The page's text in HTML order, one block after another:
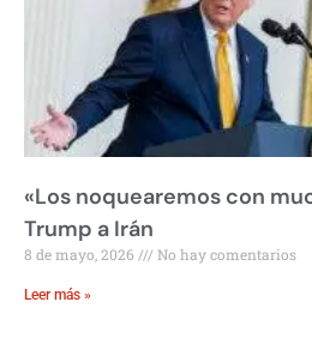
«Los noquearemos con
Trump a Irán
8 de mayo, 2026 No hay comentarios
Leer más »